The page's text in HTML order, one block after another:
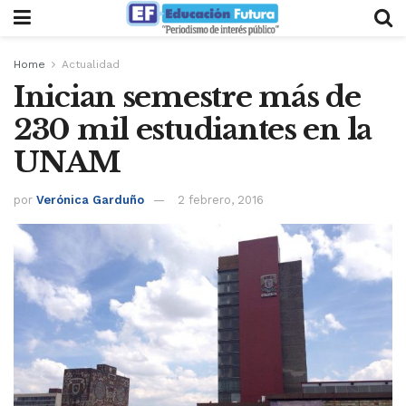
Home Actualidad
Inician semestre más de
230 mil estudiantes en la
UNAM
por Verónica Garduño 2 febrero, 2016